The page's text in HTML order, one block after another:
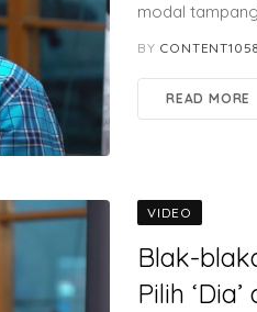
modal
BY CONTENT1058
READ MORE
VIDEO
Blak-
Pilih